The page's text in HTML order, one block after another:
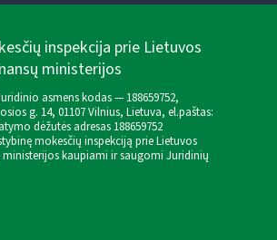
inspekcija prie Lietuvos
ministerijos
asmens kodas — 188659752,
g. 14, 01107 Vilnius, Lietuva, el.paštas:
dėžutės adresas 188659752
mokesčių inspekciją prie Lietuvos
ministerijos kaupiami ir saugomi Juridinių